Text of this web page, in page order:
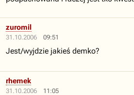
31.10.2006 09:51
zuromil
Jest/wyjdzie jakieś demko?
31.10.2006 11:05
rhemek